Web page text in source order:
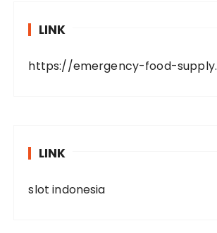
LINK
https://emergency-food-
LINK
slot indonesia